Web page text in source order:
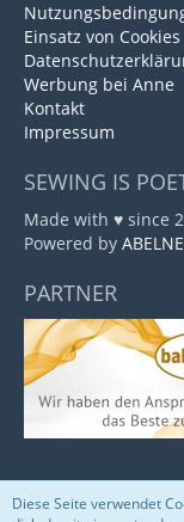
Einsatz von Cookies
Werbung bei Anne
Kontakt
Impressum
SEWING IS
Made with ♥ since
Powered by
PARTNER
Diese Seite verwendet